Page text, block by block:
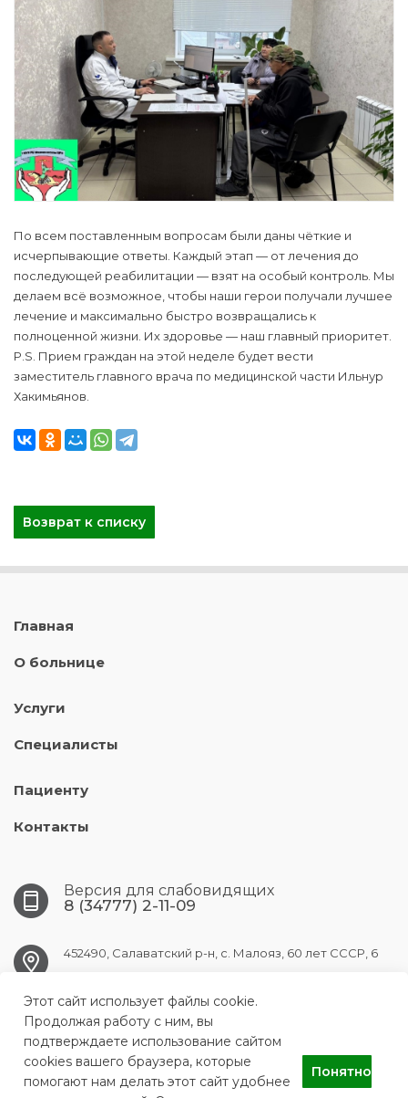
По всем поставленным вопросам были даны чёткие и
исчерпывающие ответы. Каждый этап — от лечения до
последующей реабилитации — взят на особый контроль. Мы
делаем всё возможное, чтобы наши герои получали лучшее
лечение и максимально быстро возвращались к
полноценной жизни. Их здоровье — наш главный приоритет.
P.S. Прием граждан на этой неделе будет вести
заместитель главного врача по медицинской части Ильнур
Хакимьянов.
Возврат к списку
Главная
О больнице
Услуги
Специалисты
Пациенту
Контакты
Версия для слабовидящих
8 (34777) 2-11-09
452490, Салаватский р-н, с. Малояз, 60 лет СССР, 6
maloyaz.crb@doctorrb.ru
ГБУЗ РБ Малоязовская центральная районная больница
Этот сайт использует файлы cookie.
Продолжая работу с ним, вы
подтверждаете использование сайтом
cookies вашего браузера, которые
помогают нам делать этот сайт удобнее
Понятно